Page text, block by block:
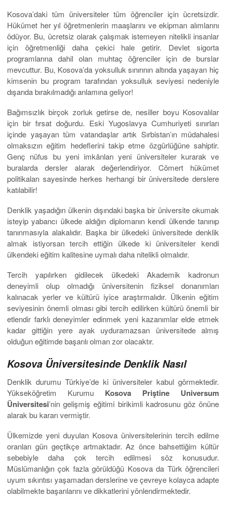
Kosova’daki tüm üniversiteler tüm öğrenciler için ücretsizdir.
Hükümet her yıl öğretmenlerin maaşlarını ve ekipman alımlarını
ödüyor. Bu, ücretsiz olarak çalışmak istemeyen nitelikli insanlar
için öğretmenliği daha çekici hale getirir. Devlet sigorta
programlarına dahil olan muhtaç öğrenciler için de burslar
mevcuttur. Bu, Kosova’da yoksulluk sınırının altında yaşayan hiç
kimsenin bu program tarafından yoksulluk seviyesi nedeniyle
dışarıda bırakılmadığı anlamına geliyor!
Bağımsızlık birçok zorluk getirse de, nesiller boyu Kosovalılar
için bir fırsat doğurdu. Eski Yugoslavya Cumhuriyeti sınırları
içinde yaşayan tüm vatandaşlar artık Sırbistan’ın müdahalesi
olmaksızın eğitim hedeflerini takip etme özgürlüğüne sahiptir.
Genç nüfus bu yeni imkânları yeni üniversiteler kurarak ve
buralarda dersler alarak değerlendiriyor. Cömert hükümet
politikaları sayesinde herkes herhangi bir üniversitede derslere
katılabilir!
Denklik yaşadığın ülkenin dışındaki başka bir üniversite okumak
isteyip yabancı ülkede aldığın diplomanın kendi ülkende tanınıp
tanınmasıyla alakalıdır. Başka bir ülkedeki üniversitede denklik
almak istiyorsan tercih ettiğin ülkede ki üniversiteler kendi
ülkendeki eğitim kalitesine uymalı daha nitelikli olmalıdır.
Tercih yapılırken gidilecek ülkedeki Akademik kadronun
deneyimli olup olmadığı üniversitenin fiziksel donanımları
kalınacak yerler ve kültürü iyice araştırmalıdır. Ülkenin eğitim
seviyesinin önemli olması gibi tercih edilirken kültürü önemli bir
etlendir farklı deneyimler edinmek yeni kazanımlar elde etmek
kadar gittiğin yere ayak uyduramazsan üniversitede almış
olduğun eğitimde başarılı olman zor olacaktır.
Kosova Üniversitesinde Denklik Nasıl
Denklik durumu Türkiye’de ki üniversiteler kabul görmektedir.
Yükseköğretim Kurumu Kosova Priştine Universum
Üniversitesi’nin gelişmiş eğitimi birikimli kadrosunu göz önüne
alarak bu kararı vermiştir.
Ülkemizde yeni duyulan Kosova üniversitelerinin tercih edilme
oranları gün geçtikçe artmaktadır. Az önce bahsettiğim kültür
sebebiyle daha çok tercih edilmesi söz konusudur.
Müslümanlığın çok fazla görüldüğü Kosova da Türk öğrencileri
uyum sıkıntısı yaşamadan derslerine ve çevreye kolayca adapte
olabilmekte başarılarını ve dikkatlerini yönlendirmektedir.